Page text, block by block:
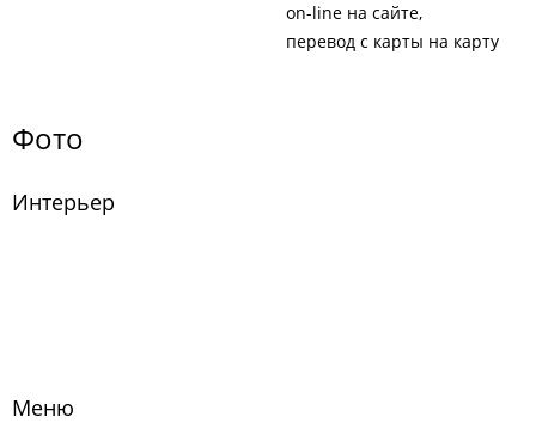
on-line на сайте
перевод с карты на карту
Фото
Интерьер
Меню